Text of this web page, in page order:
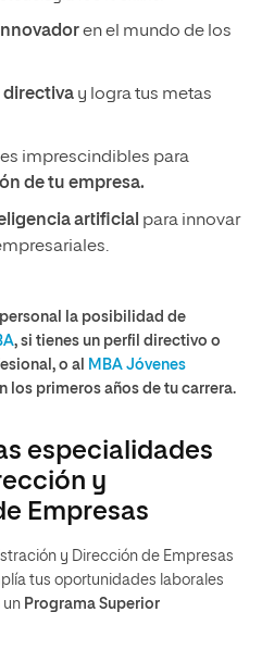
en el mundo de los
directiva y logra tus metas
imprescindibles para
de tu empresa.
artificial para innovar
la posibilidad de
, si tienes un perfil directivo o
o al
MBA Jóvenes
los primeros años de tu carrera.
especialidades
y
Empresas
y Dirección de Empresas
tus oportunidades laborales
un Programa Superior